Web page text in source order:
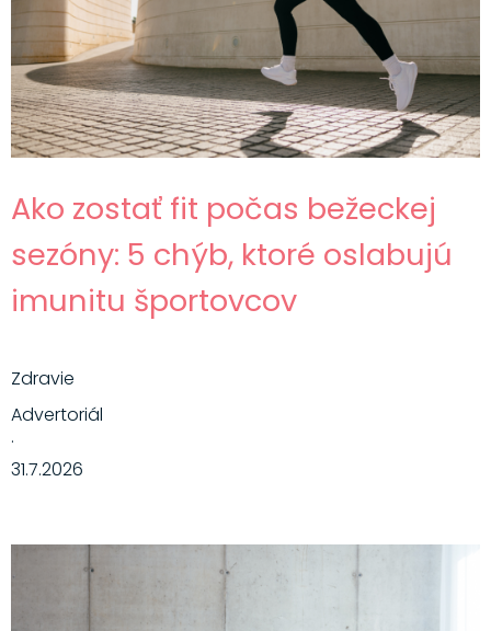
Ako zostať fit počas bežeckej
sezóny: 5 chýb, ktoré oslabujú
imunitu športovcov
Zdravie
Advertoriál
·
31.7.2026